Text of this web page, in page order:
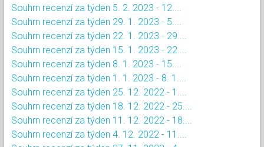
Souhrn recenzí za týden 5. 2. 2023 - 12....
Souhrn recenzí za týden 29. 1. 2023 - 5....
Souhrn recenzí za týden 22. 1. 2023 - 29....
Souhrn recenzí za týden 15. 1. 2023 - 22....
Souhrn recenzí za týden 8. 1. 2023 - 15....
Souhrn recenzí za týden 1. 1. 2023 - 8. 1....
Souhrn recenzí za týden 25. 12. 2022 - 1....
Souhrn recenzí za týden 18. 12. 2022 - 25....
Souhrn recenzí za týden 11. 12. 2022 - 18....
Souhrn recenzí za týden 4. 12. 2022 - 11....